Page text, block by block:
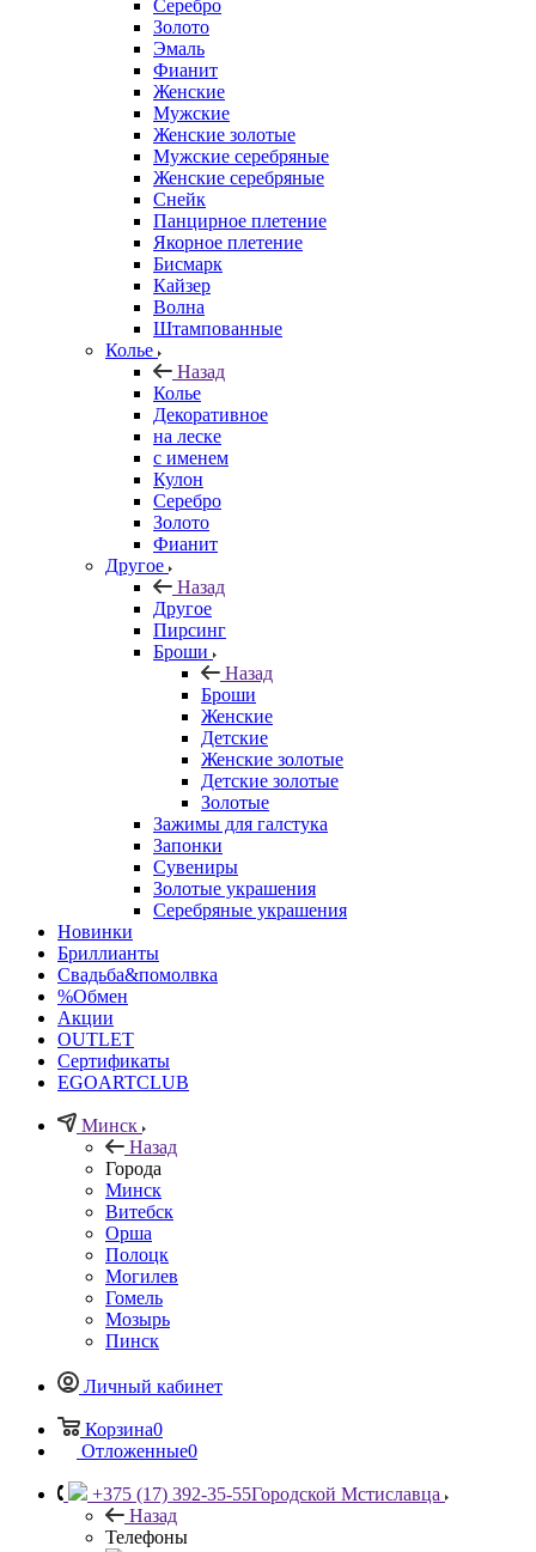
Серебро
Золото
Эмаль
Фианит
Женские
Мужские
Женские золотые
Мужские серебряные
Женские серебряные
Снейк
Панцирное плетение
Якорное плетение
Бисмарк
Кайзер
Волна
Штампованные
Колье
Назад
Колье
Декоративное
на леске
с именем
Кулон
Серебро
Золото
Фианит
Другое
Назад
Другое
Пирсинг
Броши
Назад
Броши
Женские
Детские
Женские золотые
Детские золотые
Золотые
Зажимы для галстука
Запонки
Сувениры
Золотые украшения
Серебряные украшения
Новинки
Бриллианты
Свадьба&помолвка
%Обмен
Акции
OUTLET
Сертификаты
EGOARTCLUB
Минск
Назад
Города
Минск
Витебск
Орша
Полоцк
Могилев
Гомель
Мозырь
Пинск
Личный кабинет
Корзина0
Отложенные0
+375 (17) 392-35-55Городской Мстиславца
Назад
Телефоны